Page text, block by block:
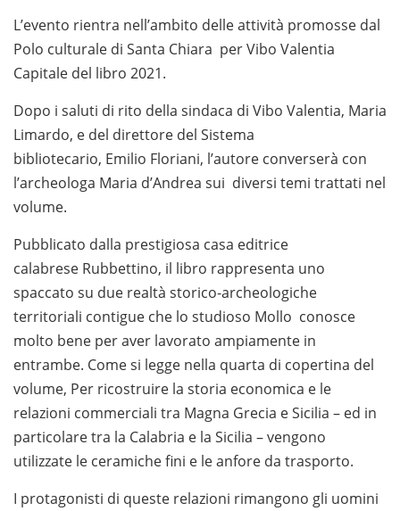
L’evento rientra nell’ambito delle attività promosse dal
Polo culturale di Santa Chiara per Vibo Valentia
Capitale del libro 2021.
Dopo i saluti di rito della sindaca di Vibo Valentia, Maria
Limardo, e del direttore del Sistema
bibliotecario, Emilio Floriani, l’autore converserà con
l’archeologa Maria d’Andrea sui diversi temi trattati nel
volume.
Pubblicato dalla prestigiosa casa editrice
calabrese Rubbettino, il libro rappresenta uno
spaccato su due realtà storico-archeologiche
territoriali contigue che lo studioso Mollo conosce
molto bene per aver lavorato ampiamente in
entrambe. Come si legge nella quarta di copertina del
volume, Per ricostruire la storia economica e le
relazioni commerciali tra Magna Grecia e Sicilia – ed in
particolare tra la Calabria e la Sicilia – vengono
utilizzate le ceramiche fini e le anfore da trasporto.
I protagonisti di queste relazioni rimangono gli uomini